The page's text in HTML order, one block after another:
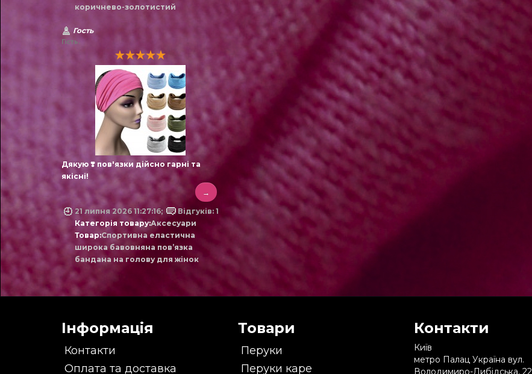
коричнево-золотистий
Гость
Гість.
Дякую ❣️ пов'язки дійсно гарні та
якісні!
→
21 липня 2026 11:27:16;
Відгуків: 1
Категорія товару:Аксесуари
Товар:Спортивна еластична
широка бавовняна пов’язка
бандана на голову для жінок
Інформація
Контакти
Оплата та доставка
Товари
Перуки
Перуки каре
Контакти
Київ
метро Палац Україна вул.
Володимиро-Либідська, 22